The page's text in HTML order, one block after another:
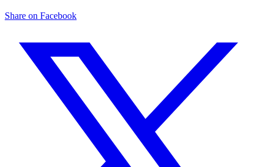
Share on Facebook